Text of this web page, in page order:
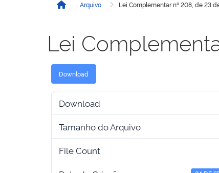
InícioArquivo Lei Complementar nº 208, de 23
Lei
Download
Download
Tamanho do Arquivo
File Count